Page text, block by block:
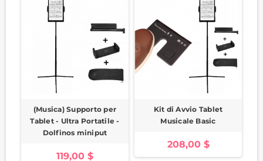
(Musica) Supporto per
Tablet - Ultra Portatile -
Dolfinos miniput
119,00 $
Kit di Avvio Tablet
Musicale Basic
208,00 $